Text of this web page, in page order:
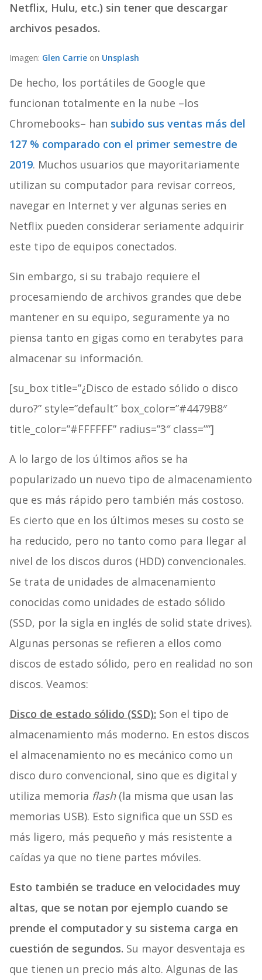
Netflix, Hulu, etc.) sin tener que descargar
archivos pesados.
Imagen: Glen Carrieon Unsplash
De hecho, los portátiles de Google que
funcionan totalmente en la nube –los
Chromebooks– han subido sus ventas más del
127 % comparado con el primer semestre de
2019. Muchos usuarios que mayoritariamente
utilizan su computador para revisar correos,
navegar en Internet y ver algunas series en
Netflix pueden considerar seriamente adquirir
este tipo de equipos conectados.
Sin embargo, si su trabajo requiere el
procesamiendo de archivos grandes que debe
mantener en su equipo, seguramente ya no
piensa tanto en gigas como en terabytes para
almacenar su información.
[su_box title=”¿Disco de estado sólido o disco
duro?” style=”default” box_color=”#4479B8″
title_color=”#FFFFFF” radius=”3″ class=””]
A lo largo de los últimos años se ha
popularizado un nuevo tipo de almacenamiento
que es más rápido pero también más costoso.
Es cierto que en los últimos meses su costo se
ha reducido, pero no tanto como para llegar al
nivel de los discos duros (HDD) convencionales.
Se trata de unidades de almacenamiento
conocidas como unidades de estado sólido
(SSD, por la sigla en inglés de solid state drives).
Algunas personas se refieren a ellos como
discos de estado sólido, pero en realidad no son
discos. Veamos:
Disco de estado sólido (SSD): Son el tipo de
almacenamiento más moderno. En estos discos
el almacenamiento no es mecánico como un
disco duro convencional, sino que es digital y
utiliza memoria flash(la misma que usan las
memorias USB). Esto significa que un SSD es
más ligero, más pequeño y más resistente a
caídas ya que no tiene partes móviles.
Esto también se traduce en velocidades muy
altas, que se notan por ejemplo cuando se
prende el computador y su sistema carga en
cuestión de segundos. Su mayor desventaja es
que tienen un precio más alto. Algunas de las